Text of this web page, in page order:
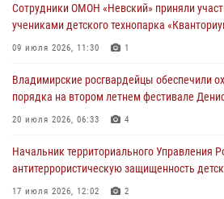
20 июля 2026, 06:33 4
Военнослужащий военного оркестра
105-летию Центрального округа
19 июля 2026, 11:17 7
антитеррористическую защищенность
17 июля 2026, 12:02 2
Сотрудники ОМОН «Невский» приняли
учениками детского технопарка
09 июля 2026, 11:30 1
Владимирские росгвардейцы обеспечили
порядка на втором летнем фестивале
20 июля 2026, 06:33 4
Начальник территориального Управления
антитеррористическую защищенность
17 июля 2026, 12:02 2